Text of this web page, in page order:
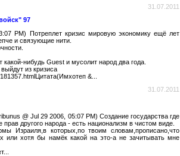
31.07.2011
97
PM) Потреплет кризис мировую экономику ещё лет
и связующие нити.
какой-нибудь Guest и мусолит народ два года.
из кризиса
&...
31.07.2011
@ Jul 29 2006, 05:07 PM) Создание государства где
другого народа - есть национализм в чистом виде.
Израиля,в которых,по твоим словам,прописано,что
или хотя бы намёк какой на это-а не зачитывать мне